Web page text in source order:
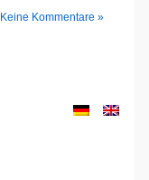
Keine Kommentare »